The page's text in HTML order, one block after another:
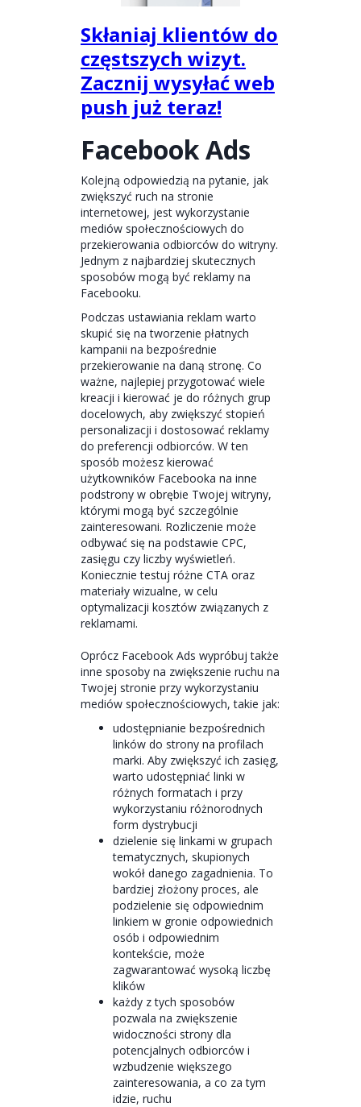
Skłaniaj klientów do
częstszych wizyt.
Zacznij wysyłać web
push już teraz!
Facebook Ads
Kolejną odpowiedzią na pytanie, jak
zwiększyć ruch na stronie
internetowej, jest wykorzystanie
mediów społecznościowych do
przekierowania odbiorców do witryny.
Jednym z najbardziej skutecznych
sposobów mogą być reklamy na
Facebooku.
Podczas ustawiania reklam warto
skupić się na tworzenie płatnych
kampanii na bezpośrednie
przekierowanie na daną stronę. Co
ważne, najlepiej przygotować wiele
kreacji i kierować je do różnych grup
docelowych, aby zwiększyć stopień
personalizacji i dostosować reklamy
do preferencji odbiorców. W ten
sposób możesz kierować
użytkowników Facebooka na inne
podstrony w obrębie Twojej witryny,
którymi mogą być szczególnie
zainteresowani. Rozliczenie może
odbywać się na podstawie CPC,
zasięgu czy liczby wyświetleń.
Koniecznie testuj różne CTA oraz
materiały wizualne, w celu
optymalizacji kosztów związanych z
reklamami.
Oprócz Facebook Ads wypróbuj także
inne sposoby na zwiększenie ruchu na
Twojej stronie przy wykorzystaniu
mediów społecznościowych, takie jak:
udostępnianie bezpośrednich
linków do strony na profilach
marki. Aby zwiększyć ich zasięg,
warto udostępniać linki w
różnych formatach i przy
wykorzystaniu różnorodnych
form dystrybucji
dzielenie się linkami w grupach
tematycznych, skupionych
wokół danego zagadnienia. To
bardziej złożony proces, ale
podzielenie się odpowiednim
linkiem w gronie odpowiednich
osób i odpowiednim
kontekście, może
zagwarantować wysoką liczbę
klików
każdy z tych sposobów
pozwala na zwiększenie
widoczności strony dla
potencjalnych odbiorców i
wzbudzenie większego
zainteresowania, a co za tym
idzie, ruchu